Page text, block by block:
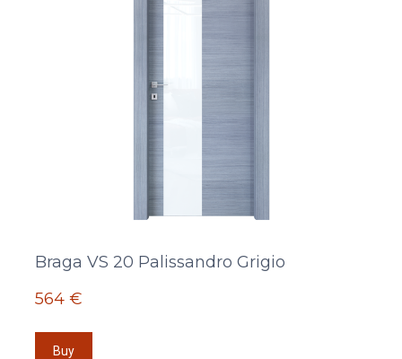
Braga VS 20 Palissandro Grigio
564 €
Buy